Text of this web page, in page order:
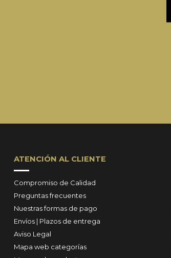
ATENCIÓN AL CLIENTE
Compromiso de Calidad
Preguntas frecuentes
Nuestras formas de pago
Envíos | Plazos de entrega
Aviso Legal
Mapa web categorías